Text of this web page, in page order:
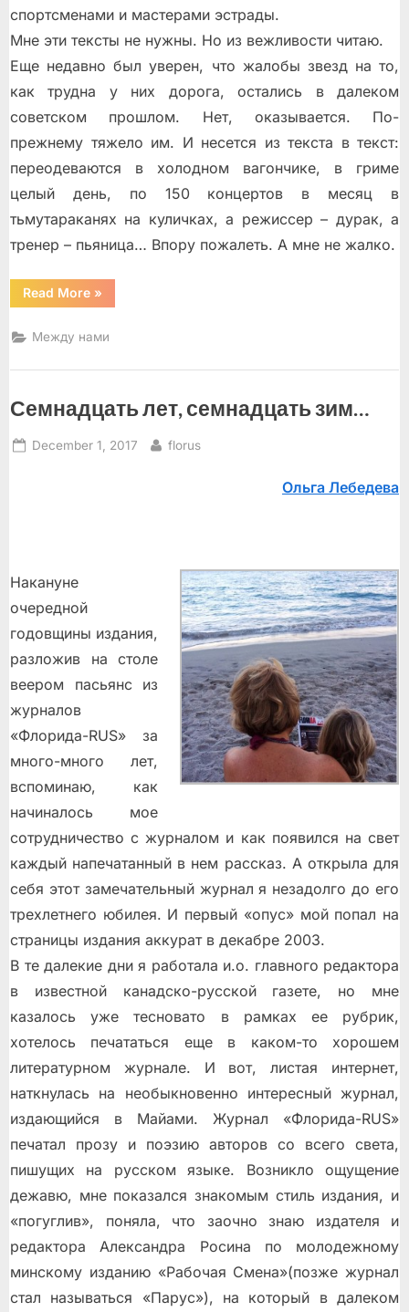
спортсменами и мастерами эстрады.
Мне эти тексты не нужны. Но из вежливости читаю.
Ещe недавно был уверен, что жалобы звезд на то,
как трудна у них дорога, остались в далеком
советском прошлом. Нет, оказывается. По-
прежнему тяжело им. И несется из текста в текст:
переодеваются в холодном вагончике, в гриме
целый день, по 150 концертов в месяц в
тьмутараканях на куличках, а режиссер – дурак, а
тренер – пьяница… Впору пожалеть. А мне не жалко.
Read More“Не
спи,
спи,
художник!”
»
Между нами
Семнадцать лет, семнадцать зим…
Posted
December 1, 2017 By
florus
Ольга Лебедева
Накануне
очередной
годовщины издания,
разложив на столе
веером пасьянс из
журналов
«Флорида-RUS» за
много-много лет,
вспоминаю, как
начиналось мое
сотрудничество с журналом и как появился на свет
каждый напечатанный в нем рассказ. А открыла для
себя этот замечательный журнал я незадолго до его
трехлетнего юбилея. И первый «опус» мой попал на
страницы издания аккурат в декабре 2003.
В те далекие дни я работала и.о. главного редактора
в известной канадско-русской газете, но мне
казалось уже тесновато в рамках ее рубрик,
хотелось печататься еще в каком-то хорошем
литературном журнале. И вот, листая интернет,
наткнулась на необыкновенно интересный журнал,
издающийся в Майами. Журнал «Флорида-RUS»
печатал прозу и поэзию авторов со всего света,
пишущих на русском языке. Возникло ощущение
дежавю, мне показался знакомым стиль издания, и
«погуглив», поняла, что заочно знаю издателя и
редактора Александра Росина по молодежному
минскому изданию «Рабочая Смена»(позже журнал
стал называться «Парус»), на который в далеком